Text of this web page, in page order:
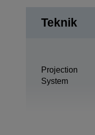
Teknik
Projection
System